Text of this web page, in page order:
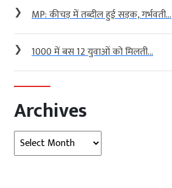
❯ MP: कीचड़ में तब्दील हुई सड़क, गर्भवती...
❯ 1000 में बस 12 युवाओं को मिलती...
Archives
Archives